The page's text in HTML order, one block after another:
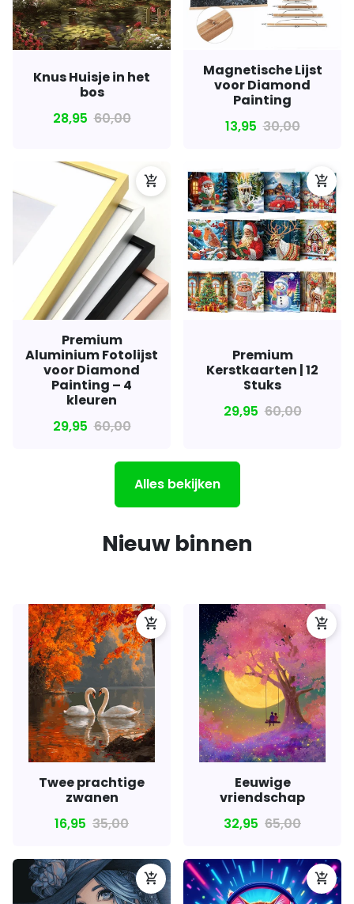
Knus Huisje in het
bos
28,95 60,00
Magnetische Lijst
voor Diamond
Painting
13,95 30,00
add_shopping_cart
Premium
Aluminium Fotolijst
voor Diamond
Painting – 4
kleuren
29,95 60,00
add_shopping_cart
Premium
Kerstkaarten | 12
Stuks
29,95 60,00
Alles bekijken
Nieuw binnen
add_shopping_cart
Twee prachtige
zwanen
16,95 35,00
add_shopping_cart
Eeuwige
vriendschap
32,95 65,00
add_shopping_cart add_shopping_cart